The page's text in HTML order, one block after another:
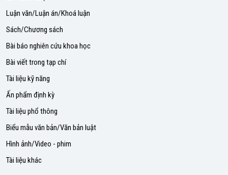
Luận văn/Luận án/Khoá luận
Sách/Chương sách
Bài báo nghiên cứu khoa học
Bài viết trong tạp chí
Tài liệu kỹ năng
Ấn phẩm định kỳ
Tài liệu phổ thông
Biểu mẫu văn bản/Văn bản luật
Hình ảnh/Video - phim
Tài liệu khác